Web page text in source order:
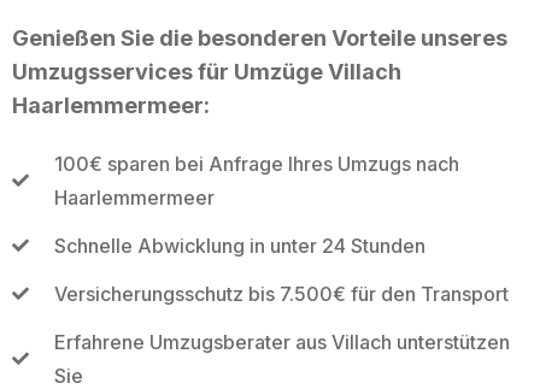
Genießen Sie die besonderen Vorteile unseres
Umzugsservices für Umzüge Villach
Haarlemmermeer:
100€ sparen bei Anfrage Ihres Umzugs nach
Haarlemmermeer
Schnelle Abwicklung in unter 24 Stunden
Versicherungsschutz bis 7.500€ für den Transport
Erfahrene Umzugsberater aus Villach unterstützen
Sie